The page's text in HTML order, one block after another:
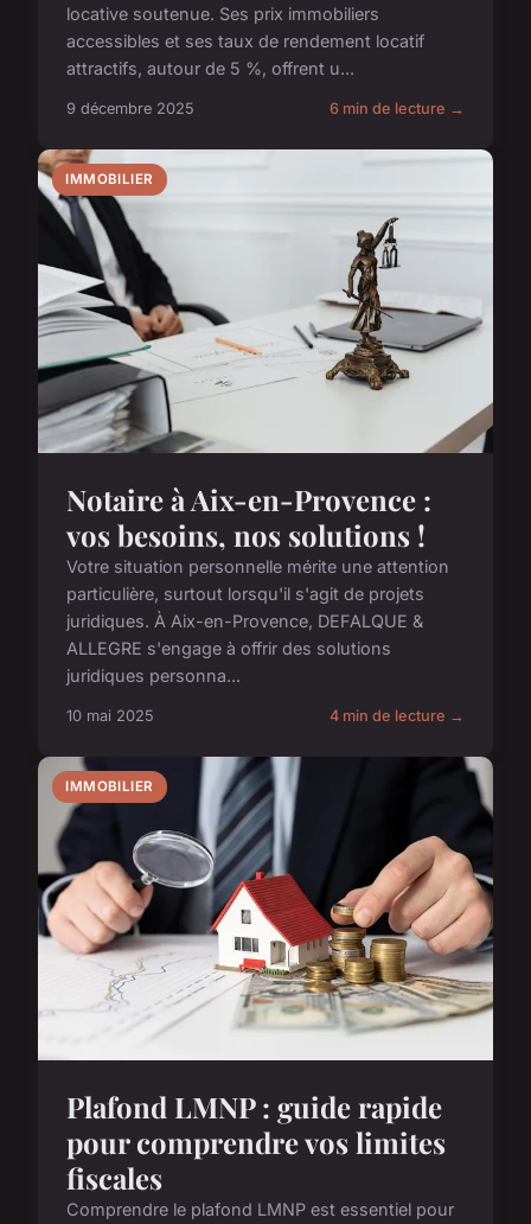
locative soutenue. Ses prix immobiliers
accessibles et ses taux de rendement locatif
attractifs, autour de 5 %, offrent u...
9 décembre 2025 6 min de lecture →
IMMOBILIER
Notaire à Aix-en-Provence :
vos besoins, nos solutions !
Votre situation personnelle mérite une attention
particulière, surtout lorsqu'il s'agit de projets
juridiques. À Aix-en-Provence, DEFALQUE &
ALLEGRE s'engage à offrir des solutions
juridiques personna...
10 mai 2025 4 min de lecture →
IMMOBILIER
Plafond LMNP : guide rapide
pour comprendre vos limites
fiscales
Comprendre le plafond LMNP est essentiel pour